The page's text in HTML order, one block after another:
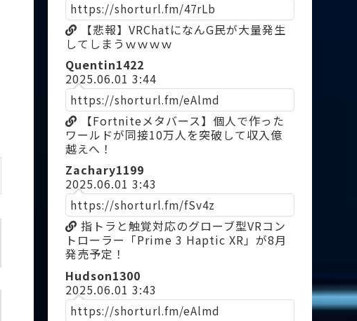
https://shorturl.fm/47rLb
【悲報】VRChatになんG民が大量発生
してしまうｗｗｗｗ
Quentin1422
2025.06.01 3:44
https://shorturl.fm/eAlmd
【Fortniteメタバース】個人で作った
ワールドが同接10万人を突破して収入億
越えへ！
Zachary1199
2025.06.01 3:43
https://shorturl.fm/fSv4z
指トラと触覚対応のグローブ型VRコン
トローラー「Prime 3 Haptic XR」が8月
発売予定！
Hudson1300
2025.06.01 3:43
https://shorturl.fm/eAlmd